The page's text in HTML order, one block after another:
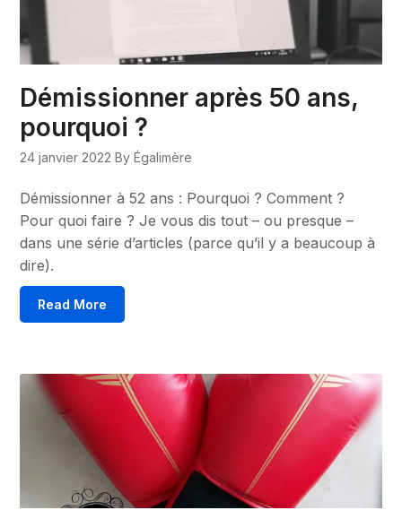
Démissionner après 50 ans,
pourquoi ?
24 janvier 2022 By Égalimère
Démissionner à 52 ans : Pourquoi ? Comment ?
Pour quoi faire ? Je vous dis tout – ou presque –
dans une série d’articles (parce qu’il y a beaucoup à
dire).
Read More